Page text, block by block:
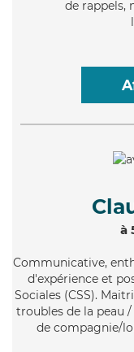
de rappels,
à
Communicative,
d'expérience et
Sociales (CSS).
troubles de la peau
de compagnie/